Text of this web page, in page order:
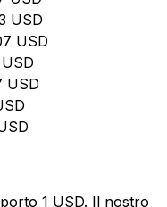
USD
USD
USD
USD
1 USD. Il nostro